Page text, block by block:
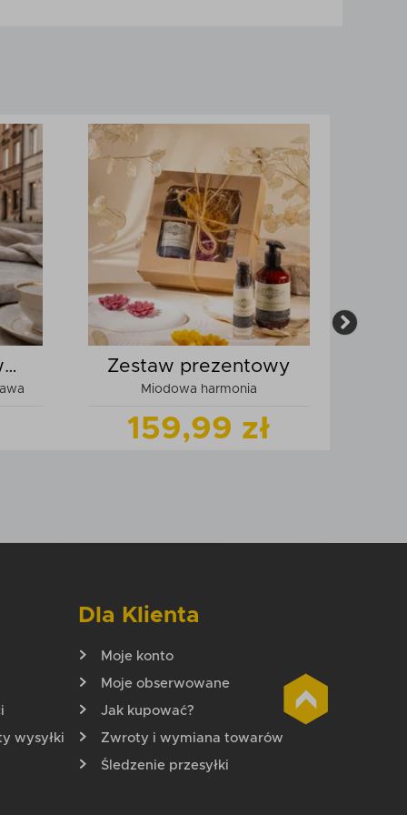
Zestaw prezentowy
Miodowa harmonia
159,99 zł
Dodaj do koszyka
wysyłki
Dla Klienta
Moje konto
Moje obserwowane
Jak kupować?
Zwroty i wymiana towarów
Śledzenie przesyłki